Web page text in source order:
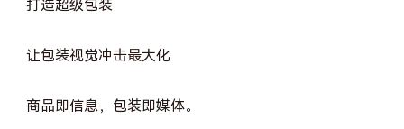
打造超级包装
让包装视觉冲击最大化
商品即信息，包装即媒体。